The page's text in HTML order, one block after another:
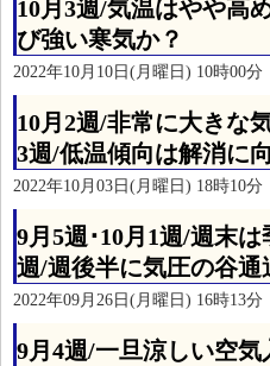
10月3週/気温はやや高
び強い寒気か？
2022年10月10日(月曜日) 10時00分
10月2週/非常に大きな
3週/低温傾向は解消に
2022年10月03日(月曜日) 18時10分
9月5週･10月1週/週末
週/週後半に気圧の谷通
2022年09月26日(月曜日) 16時13分
9月4週/一旦涼しい空